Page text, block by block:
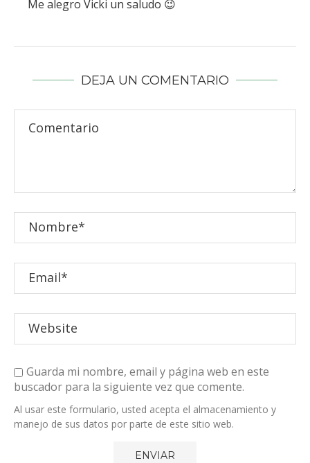
Me alegro Vicki un saludo 😉
DEJA UN COMENTARIO
Guarda mi nombre, email y página web en este
buscador para la siguiente vez que comente.
Al usar este formulario, usted acepta el almacenamiento y
manejo de sus datos por parte de este sitio web.